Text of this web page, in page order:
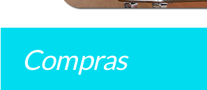
Compras